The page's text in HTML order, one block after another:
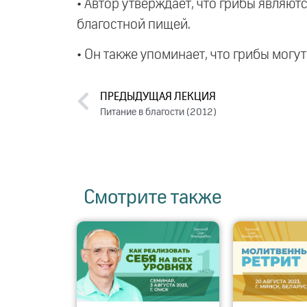
• Автор утверждает, что грибы
благостной пищей.
• Он также упоминает, что грибы
ПРЕДЫДУЩАЯ ЛЕКЦИЯ
Питание в благости (2012)
Смотрите также